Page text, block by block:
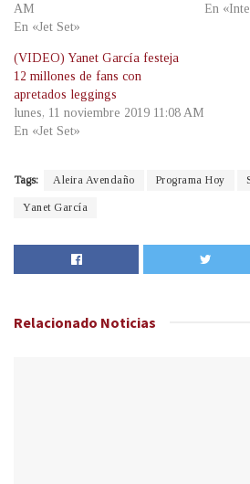
AM
En «Jet Set»
En
(VIDEO) Yanet García festeja
12 millones de fans con
apretados leggings
lunes, 11 noviembre 2019 11:08 AM
En «Jet Set»
Tags: Aleira Avendaño Programa Hoy
Yanet García
Relacionado Noticias